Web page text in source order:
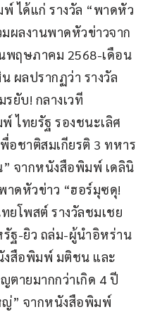
ได้แก่ รางวัล “พาดหัว
มผลงานพาดหัวข่าวจาก
พฤษภาคม 2568-เดือน
ผลปรากฏว่า รางวัล
ยับ! กลางเวที
ไทยรัฐ รองชนะเลิศ
อชาติสมเกียรติ 3 ทหาร
จากหนังสือพิมพ์ เดลินิ
าดหัวข่าว “ฮอร์มุซดุ!
ยโพสต์ รางวัลชมเชย
รัฐ-ยิว ถล่ม-ผู้นำอิหร่าน
งสือพิมพ์ มติชน และ
ตายมากกว่าเกิด 4 ปี
ญ่” จากหนังสือพิมพ์